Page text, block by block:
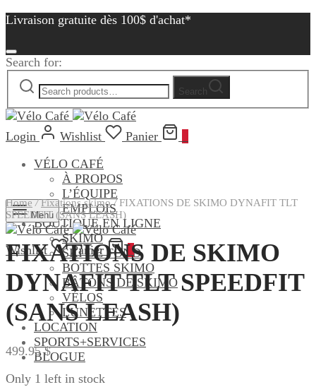
Livraison gratuite dès 100$ d'achat*
Search for:
Search
Login Wishlist Panier
VÉLO CAFÉ
À PROPOS
L’ÉQUIPE
EMPLOIS
BOUTIQUE EN LIGNE
SKIMO
SKI DE FOND
BOTTES SKIMO
BÂTONS DE SKIMO
VÉLOS
LUNETTES
LOCATION
SPORTS+SERVICES
BLOGUE
Menu
Wishlist Panier 0
Home / Fixations skimo /FIXATIONS DE SKIMO DYNAFIT TLT
SPEEDFIT (SANS LEASH)
FIXATIONS DE SKIMO
DYNAFIT TLT SPEEDFIT
(SANS LEASH)
499.95$
Only 1 left in stock